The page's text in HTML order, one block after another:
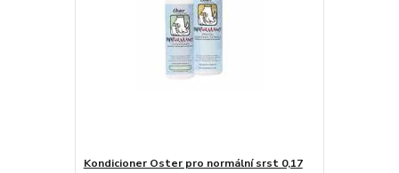
Kondicioner Oster pro normální srst 0,17